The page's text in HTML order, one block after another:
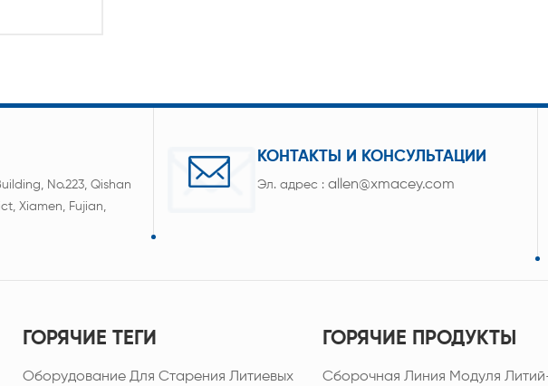
No.223, Qishan
Xiamen, Fujian,
КОНТАКТЫ И КОНСУЛЬТАЦИИ
Эл. адрес :allen@xmacey.com
ГОРЯЧИЕ ТЕГИ
Оборудование Для Старения Литиевых
ГОРЯЧИЕ ПРОДУКТЫ
Сборочная Линия Модуля